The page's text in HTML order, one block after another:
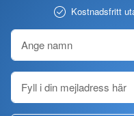
Kostnadsfritt